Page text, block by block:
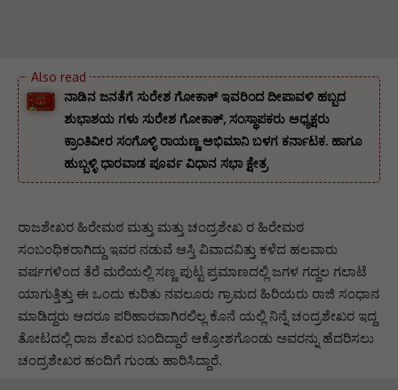
ನಾಡಿನ ಜನತೆಗೆ ಸುರೇಶ ಗೋಕಾಕ್ ಇವರಿಂದ ದೀಪಾವಳಿ ಹಬ್ಬದ
ಶುಭಾಶಯ ಗಳು ಸುರೇಶ ಗೋಕಾಕ್, ಸಂಸ್ಥಾಪಕರು ಅಧ್ಯಕ್ಷರು
ಕ್ರಾಂತಿವೀರ ಸಂಗೊಳ್ಳಿ ರಾಯಣ್ಣ ಅಭಿಮಾನಿ ಬಳಗ ಕರ್ನಾಟಕ. ‌ಹಾಗೂ
ಹುಬ್ಬಳ್ಳಿ ಧಾರವಾಡ ಪೂರ್ವ ವಿಧಾನ ಸಭಾ ಕ್ಷೇತ್ರ
ರಾಜಶೇಖರ ಹಿರೇಮಠ ಮತ್ತು ಮತ್ತು ಚಂದ್ರಶೇಖ ರ ಹಿರೇಮಠ
ಸಂಬಂಧಿಕರಾಗಿದ್ದು ಇವರ ನಡುವೆ ಆಸ್ತಿ ವಿವಾದವಿತ್ತು ಕಳೆದ ಹಲವಾರು
ವರ್ಷಗಳಿಂದ ತೆರೆ ಮರೆಯಲ್ಲಿ ಸಣ್ಣ ಪುಟ್ಟ ಪ್ರಮಾಣದಲ್ಲಿ ಜಗಳ ಗದ್ದಲ ಗಲಾಟೆ
ಯಾಗುತ್ತಿತ್ತು ಈ ಒಂದು ಕುರಿತು ನವಲೂರು ಗ್ರಾಮದ ಹಿರಿಯರು ರಾಜಿ ಸಂಧಾನ
ಮಾಡಿದ್ದರು ಆದರೂ ಪರಿಹಾರವಾಗಿರಲಿಲ್ಲ ಕೊನೆ ಯಲ್ಲಿ ನಿನ್ನೆ ಚಂದ್ರಶೇಖರ ಇದ್ದ
ತೋಟದಲ್ಲಿ ರಾಜ ಶೇಖರ ಬಂದಿದ್ದಾರೆ ಆಕ್ರೋಶಗೊಂಡು ಅವರನ್ನು ಹೆದರಿಸಲು
ಚಂದ್ರಶೇಖರ ಹಂದಿಗೆ ಗುಂಡು ಹಾರಿಸಿದ್ದಾರೆ.